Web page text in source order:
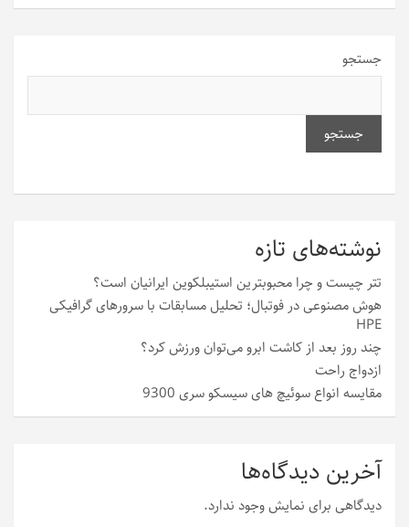
جستجو
جستجو
نوشته‌های تازه
تتر چیست و چرا محبوبترین استیبلکوین ایرانیان است؟
هوش مصنوعی در فوتبال؛ تحلیل مسابقات با سرورهای گرافیکی
HPE
چند روز بعد از کاشت ابرو می‌توان ورزش کرد؟
ازدواج راحت
مقایسه انواع سوئیچ های سیسکو سری 9300
آخرین دیدگاه‌ها
دیدگاهی برای نمایش وجود ندارد.